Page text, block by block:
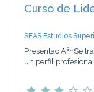
Curso de
SEAS Estudios
PresentaciÃ³nSe
un perfil